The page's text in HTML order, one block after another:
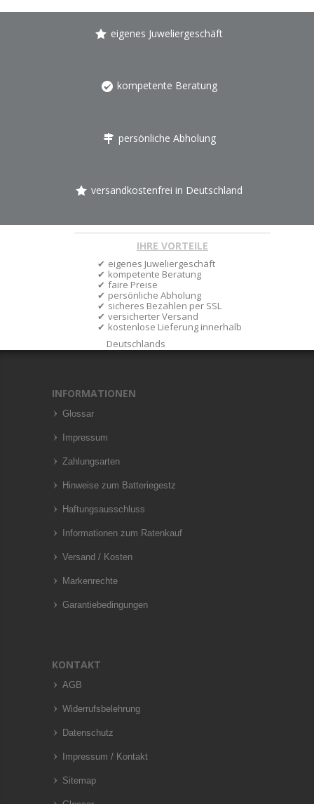
eigenes Juweliergeschäft
kompetente Beratung
persönliche Abholung
versandkostenfrei in Deutschland
IHRE VORTEILE
eigenes Juweliergeschäft
kompetente Beratung
faire Preise
persönliche Abholung
sicheres Bezahlen per SSL
versicherter Versand
kostenlose Lieferung innerhalb
Deutschlands
INFORMATIONEN
Glossar
Impressum
Zahlungsarten
Hinweise zum Batteriegestz
Haftungsausschluss
Informationen zum Ratenkauf
Versand / Kosten
Markenrechte
Garantiebedingungen
KONTAKT
AGB
Widerrufsbelehrung
Datenschutz
Impressum / Kontakt
Sitemap